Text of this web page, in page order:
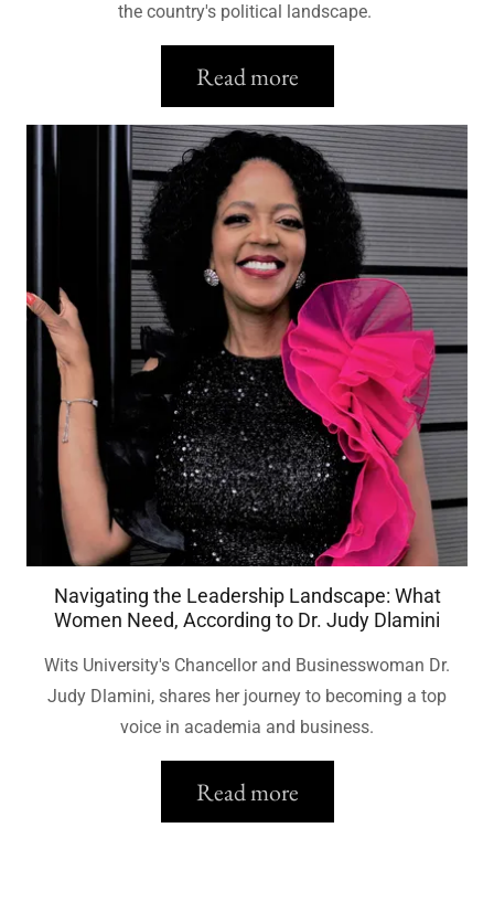
the country's political landscape.
Read more
Navigating the Leadership Landscape: What
Women Need, According to Dr. Judy Dlamini
Wits University's Chancellor and Businesswoman Dr.
Judy Dlamini, shares her journey to becoming a top
voice in academia and business.
Read more